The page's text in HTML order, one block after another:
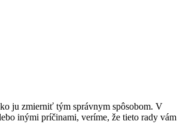
ju zmierniť tým správnym spôsobom. V
inými príčinami, veríme, že tieto rady vám